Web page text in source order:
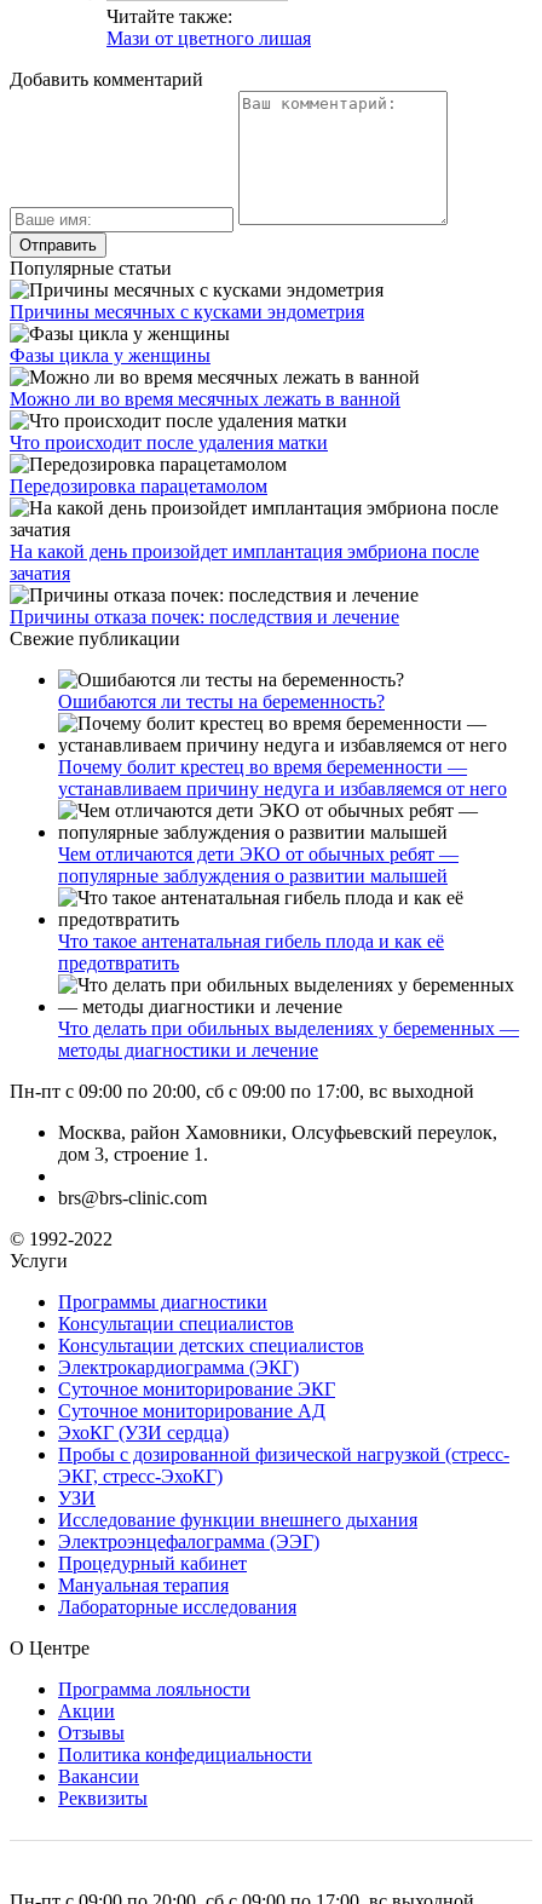
Читайте также:
Мази от цветного лишая
Добавить комментарий
Популярные статьи
Причины месячных с кусками эндометрия
Фазы цикла у женщины
Можно ли во время месячных лежать в ванной
Что происходит после удаления матки
Передозировка парацетамолом
На какой день произойдет имплантация эмбриона после
зачатия
Причины отказа почек: последствия и лечение
Свежие публикации
Ошибаются ли тесты на беременность?
Почему болит крестец во время беременности —
устанавливаем причину недуга и избавляемся от него
Чем отличаются дети ЭКО от обычных ребят —
популярные заблуждения о развитии малышей
Что такое антенатальная гибель плода и как её
предотвратить
Что делать при обильных выделениях у беременных —
методы диагностики и лечение
Пн-пт с 09:00 по 20:00, сб с 09:00 по 17:00, вс выходной
Москва, район Хамовники, Олсуфьевский переулок,
дом 3, строение 1.
brs@brs-clinic.com
© 1992-2022
Услуги
Программы диагностики
Консультации специалистов
Консультации детских специалистов
Электрокардиограмма (ЭКГ)
Суточное мониторирование ЭКГ
Суточное мониторирование АД
ЭхоКГ (УЗИ сердца)
Пробы с дозированной физической нагрузкой (стресс-
ЭКГ, стресс-ЭхоКГ)
УЗИ
Исследование функции внешнего дыхания
Электроэнцефалограмма (ЭЭГ)
Процедурный кабинет
Мануальная терапия
Лабораторные исследования
О Центре
Программа лояльности
Акции
Отзывы
Политика конфедициальности
Вакансии
Реквизиты